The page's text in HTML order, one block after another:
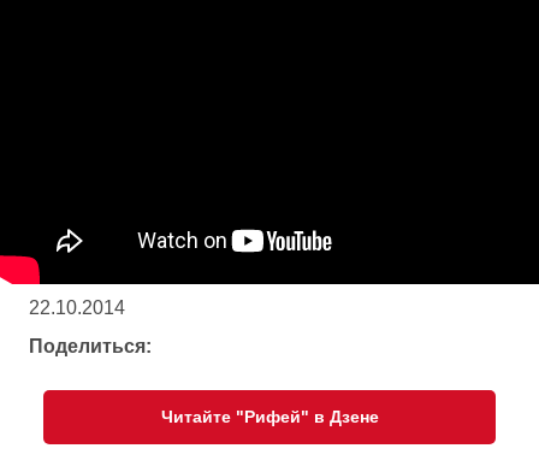
22.10.2014
Поделиться:
Читайте "Рифей" в Дзене